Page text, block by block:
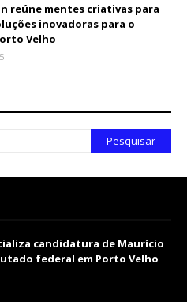
reúne mentes criativas para
inovadoras para o
Velho
candidatura de Maurício
federal em Porto Velho